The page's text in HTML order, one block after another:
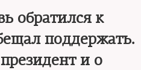
обратился к
поддержать.
и о